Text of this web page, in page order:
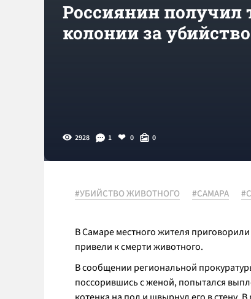
Россиянин получил
колонии за
2928 1 0 0
#УБИЙСТВО ЖИВОТНОГО #САМАРА
В Самаре местного жителя
привели к смерти животного.
В сообщении региональной
поссорившись с женой, попытался